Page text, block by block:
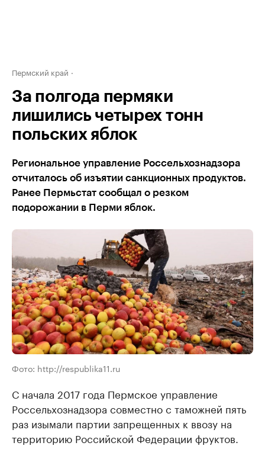
Пермский край
За полгода пермяки
лишились четырех тонн
польских яблок
Региональное управление Россельхознадзора
отчиталось об изъятии санкционных продуктов.
Ранее Пермьстат сообщал о резком
подорожании в Перми яблок.
Фото: http://respublika11.ru
С начала 2017 года Пермское управление
Россельхознадзора совместно с таможней пять
раз изымали партии запрещенных к ввозу на
территорию Российской Федерации фруктов.